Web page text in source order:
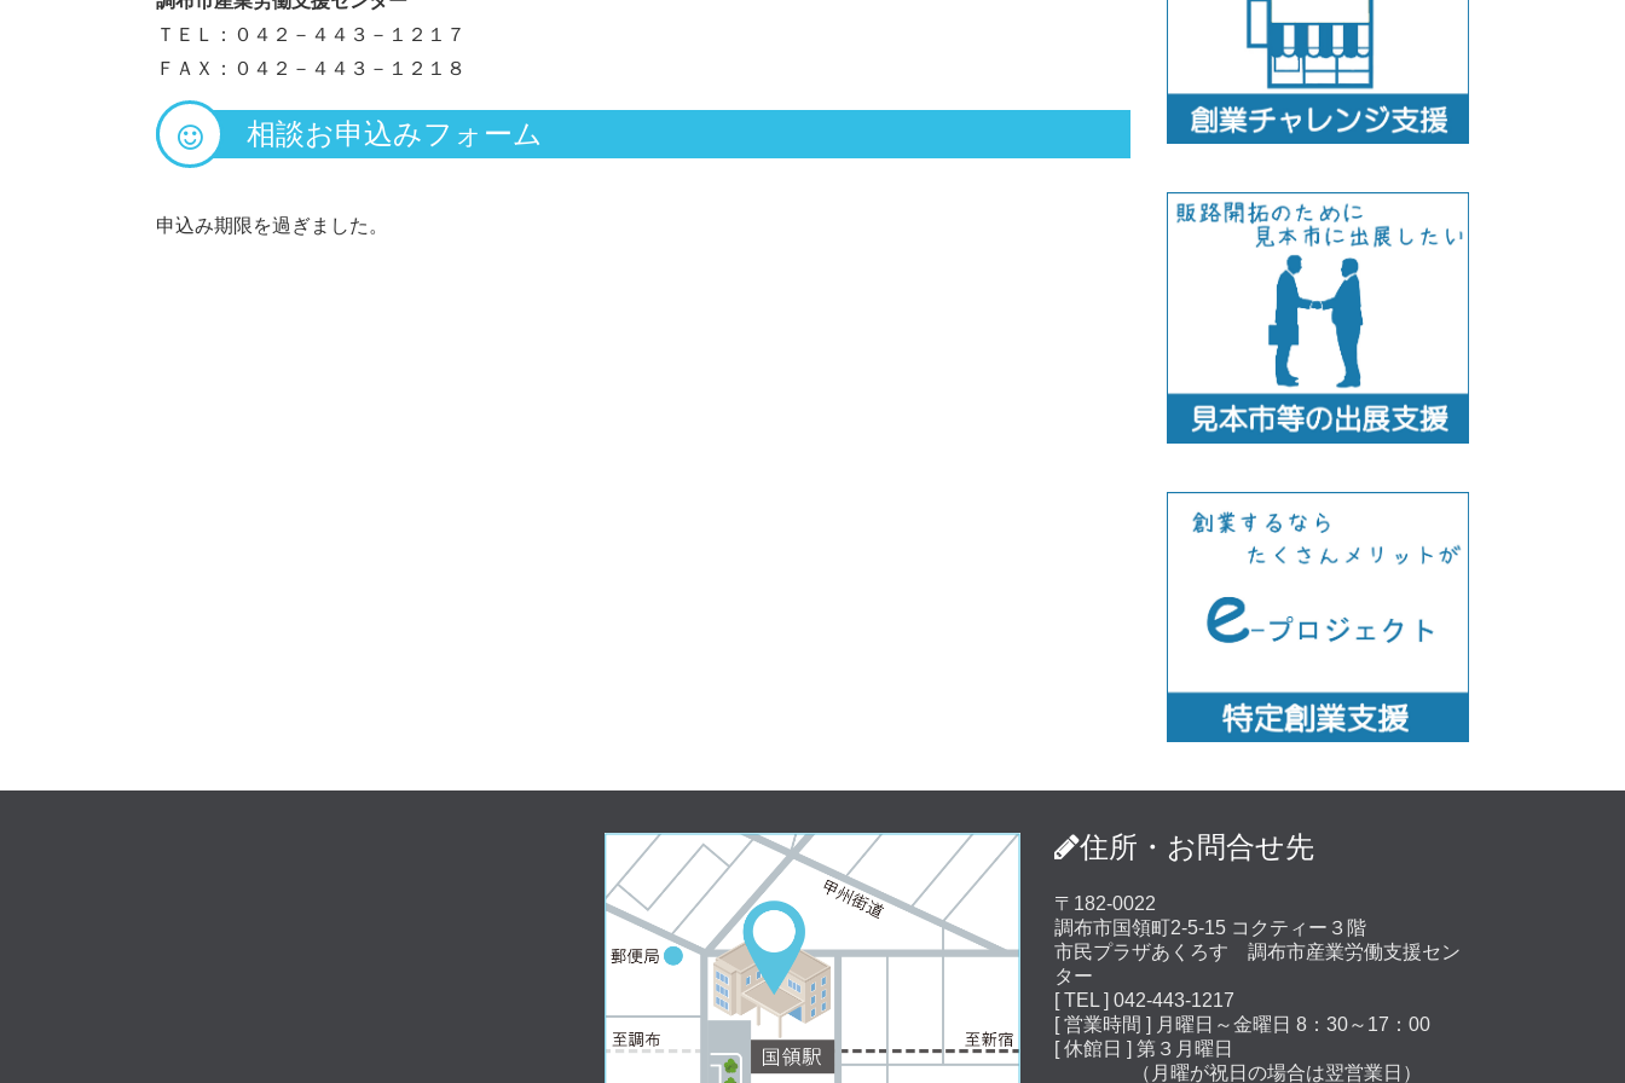
ＴＥＬ：０４２－４４３－１２１７
ＦＡＸ：０４２－４４３－１２１８
相談お申込みフォーム
申込み期限を過ぎました。
住所・お問合せ先
〒182-0022
調布市国領町2-5-15 コクティー３階
市民プラザあくろす 調布市産業労働支援セン
ター
[ TEL ] 042-443-1217
[ 営業時間 ] 月曜日～金曜日 8：30～17：00
[ 休館日 ] 第３月曜日
（月曜が祝日の場合は翌営業日）